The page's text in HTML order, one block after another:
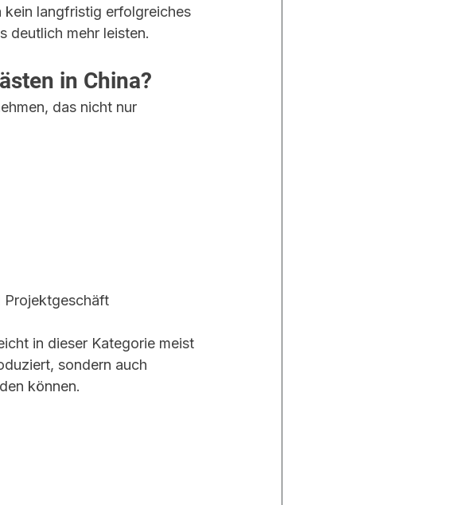
kein langfristig erfolgreiches
deutlich mehr leisten.
in China?
das nicht nur
Projektgeschäft
in dieser Kategorie meist
sondern auch
können.